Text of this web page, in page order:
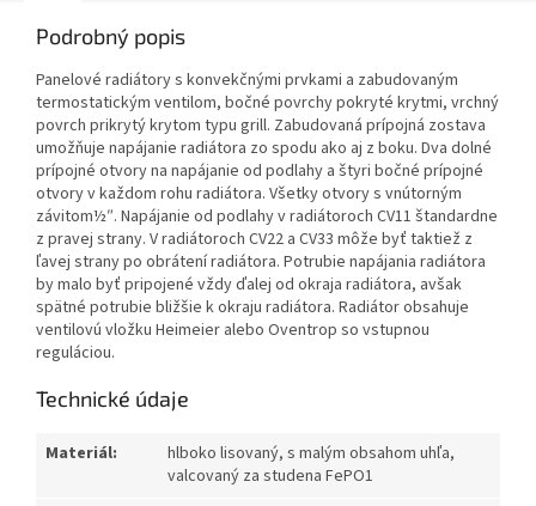
Podrobný popis
Panelové radiátory s konvekčnými prvkami a zabudovaným
termostatickým ventilom, bočné povrchy pokryté krytmi, vrchný
povrch prikrytý krytom typu grill. Zabudovaná prípojná zostava
umožňuje napájanie radiátora zo spodu ako aj z boku. Dva dolné
prípojné otvory na napájanie od podlahy a štyri bočné prípojné
otvory v každom rohu radiátora. Všetky otvory s vnútorným
závitom½″. Napájanie od podlahy v radiátoroch CV11 štandardne
z pravej strany. V radiátoroch CV22 a CV33 môže byť taktiež z
ľavej strany po obrátení radiátora. Potrubie napájania radiátora
by malo byť pripojené vždy ďalej od okraja radiátora, avšak
spätné potrubie bližšie k okraju radiátora. Radiátor obsahuje
ventilovú vložku Heimeier alebo Oventrop so vstupnou
reguláciou.
Technické údaje
Materiál:
hlboko lisovaný, s malým obsahom uhľa,
valcovaný za studena FePO1